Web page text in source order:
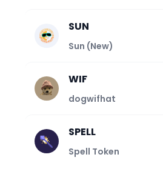
SUN
Sun (New)
WIF
dogwifhat
SPELL
Spell Token